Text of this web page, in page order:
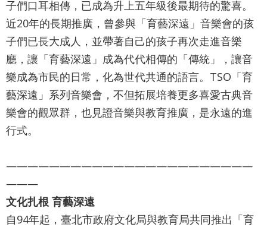
子們口耳相傳，已成為升上五年級後最期待的驚喜。
近20年的長期推廣，曾參與「育藝深遠」音樂會的孩
子們已長大成人，並帶著自己的孩子再次走進音樂
廳，讓「育藝深遠」成為代代相傳的「傳統」，讓音
樂成為市民的日常，化為世代共通的語言。TSO「育
藝深遠」系列音樂會，不但拓展培養更多喜愛古典音
樂會的觀眾群，也見證音樂與教育推廣，是永遠的進
行式。
———————————————————————
———
文化扎根 育藝深遠
自94年起，臺北市政府文化局與教育局共同推出「育